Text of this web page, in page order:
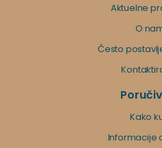
Aktuelne
O
Često
Kako
Informacije